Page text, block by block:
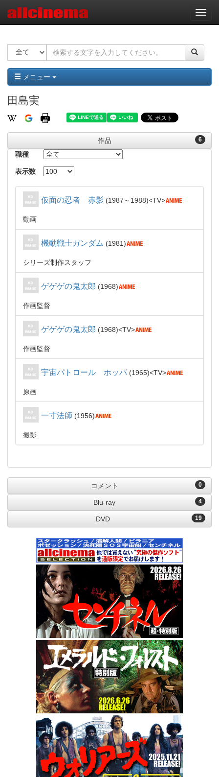
ナ
ビ
ー
ョ
ン
メニュー
田島実
6
作品
職種
表示数
仮面の忍者 赤影 1987～1988 TV
動画
機動戦士ガンダム 1981
シリーズ制作スタッフ
ゲゲゲの鬼太郎 1968
作画監督
ゲゲゲの鬼太郎 1968 TV
作画監督
宇宙パトロール ホッパ 1965 TV
原画
一寸法師 1956
撮影
0
コメント
4
Blu-ray
19
DVD